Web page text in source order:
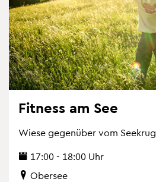
Fit­ness am See
Wiese ge­gen­über vom See­krug
17:00 - 18:00 Uhr
Ober­see